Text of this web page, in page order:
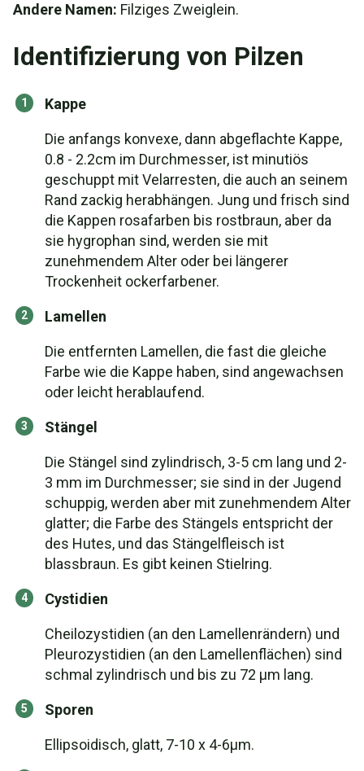
Andere Namen: Filziges Zweiglein.
Identifizierung von Pilzen
Kappe
Die anfangs konvexe, dann abgeflachte Kappe,
0.8 - 2.2cm im Durchmesser, ist minutiös
geschuppt mit Velarresten, die auch an seinem
Rand zackig herabhängen. Jung und frisch sind
die Kappen rosafarben bis rostbraun, aber da
sie hygrophan sind, werden sie mit
zunehmendem Alter oder bei längerer
Trockenheit ockerfarbener.
Lamellen
Die entfernten Lamellen, die fast die gleiche
Farbe wie die Kappe haben, sind angewachsen
oder leicht herablaufend.
Stängel
Die Stängel sind zylindrisch, 3-5 cm lang und 2-
3 mm im Durchmesser; sie sind in der Jugend
schuppig, werden aber mit zunehmendem Alter
glatter; die Farbe des Stängels entspricht der
des Hutes, und das Stängelfleisch ist
blassbraun. Es gibt keinen Stielring.
Cystidien
Cheilozystidien (an den Lamellenrändern) und
Pleurozystidien (an den Lamellenflächen) sind
schmal zylindrisch und bis zu 72 µm lang.
Sporen
Ellipsoidisch, glatt, 7-10 x 4-6µm.